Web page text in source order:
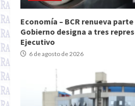
Economía – BCR renueva
Gobierno designa a tres
Ejecutivo
6 de agosto de 2026